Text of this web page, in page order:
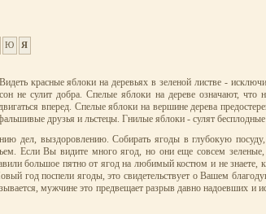
Ю Я
красные яблоки на деревьях в зеленой листве -
не сулит добра. Спелые яблоки на дереве означают, что
вперед. Спелые яблоки на вершине дерева
друзья и льстецы. Гнилые яблоки - сулят
дел, выздоровлению. Собирать ягоды в глубокую
Если Вы видите много ягод, но они еще совсем
большое пятно от ягод на любимый костюм и не знаете,
год поспели ягоды, это свидетельствует о Вашем
мужчине это предвещает разрыв давно надоевших и